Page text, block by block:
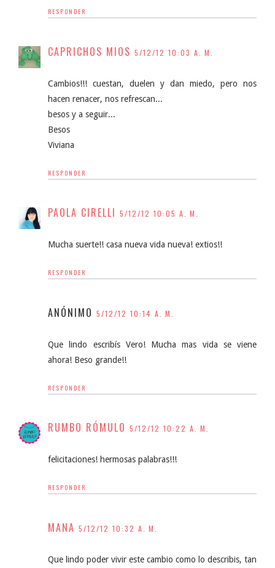
RESPONDER
CAPRICHOS MIOS 5/12/12 10:03 A. M.
Cambios!!! cuestan, duelen y dan miedo, pero nos
hacen renacer, nos refrescan...
besos y a seguir...
Besos
Viviana
RESPONDER
PAOLA CIRELLI 5/12/12 10:05 A. M.
Mucha suerte!! casa nueva vida nueva! extios!!
RESPONDER
ANÓNIMO 5/12/12 10:14 A. M.
Que lindo escribís Vero! Mucha mas vida se viene
ahora! Beso grande!!
RESPONDER
RUMBO RÓMULO 5/12/12 10:22 A. M.
felicitaciones! hermosas palabras!!!
RESPONDER
MANA 5/12/12 10:32 A. M.
Que lindo poder vivir este cambio como lo describis, tan